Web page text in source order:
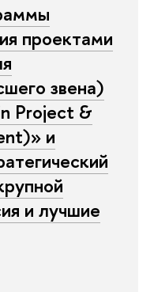
проектами
звена)
Project &
и
и лучшие